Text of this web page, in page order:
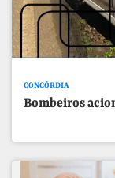
CONCÓRDIA
Bombeiros